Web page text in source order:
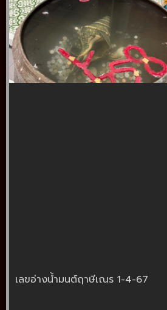
เลขอ่างน้ำมนต์ฤาษีเณร 1-4-67